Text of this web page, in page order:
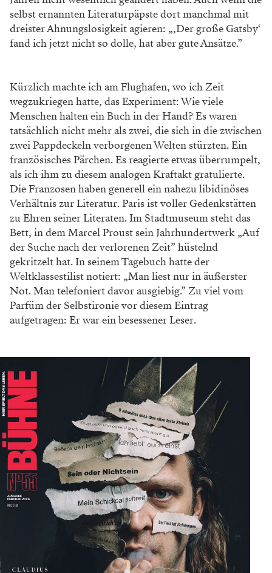
selbst ernannten Literaturpäpste dort manchmalmit
dreister Ahnungslosigkeit agieren: „,Der große Gatsby‘
fand ich jetzt nicht so dolle, hat aber gute Ansätze.”
Kürzlich machte ich am Flughafen, wo ich Zeit
wegzukriegen hatte, das Experiment: Wie viele
Menschen halten ein Buch in der Hand? Es waren
tatsächlich nicht mehr alszwei, die sich in die zwischen
zwei Pappdeckeln verborgenenWelten stürzten. Ein
französisches Pärchen. Es reagierteetwas überrumpelt,
als ich ihm zu diesem analogen Kraftakt gratulierte.
Die Franzosen haben generell ein nahezu libidinöses
Verhältnis zur Literatur. Paris ist voller Gedenkstätten
zu Ehren seiner Literaten. Im Stadtmuseum steht das
Bett, in dem Marcel Proust sein Jahrhundertwerk „Auf
der Suchenach der verlorenen Zeit” hüstelnd
gekritzelt hat. In seinemTagebuch hatte der
Weltklassestilist notiert: „Man liest nur in äußerster
Not. Man telefoniert davor ausgiebig.” Zu vielvom
Parfüm der Selbstironie vor diesem Eintrag
aufgetragen: Er war ein besessener Leser.